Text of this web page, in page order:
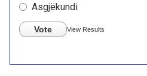
Asgjëkundi
Vote View Results